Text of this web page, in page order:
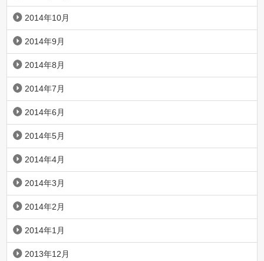
2014年10月
2014年9月
2014年8月
2014年7月
2014年6月
2014年5月
2014年4月
2014年3月
2014年2月
2014年1月
2013年12月